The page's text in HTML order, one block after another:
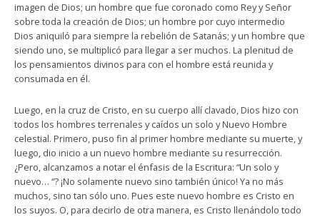
imagen de Dios; un hombre que fue coronado como Rey y Señor
sobre toda la creación de Dios; un hombre por cuyo intermedio
Dios aniquiló para siempre la rebelión de Satanás; y un hombre que
siendo uno, se multiplicó para llegar a ser muchos. La plenitud de
los pensamientos divinos para con el hombre está reunida y
consumada en él.
Luego, en la cruz de Cristo, en su cuerpo allí clavado, Dios hizo con
todos los hombres terrenales y caídos un solo y Nuevo Hombre
celestial. Primero, puso fin al primer hombre mediante su muerte, y
luego, dio inicio a un nuevo hombre mediante su resurrección.
¿Pero, alcanzamos a notar el énfasis de la Escritura: “Un solo y
nuevo… “? ¡No solamente nuevo sino también único! Ya no más
muchos, sino tan sólo uno. Pues este nuevo hombre es Cristo en
los suyos. O, para decirlo de otra manera, es Cristo llenándolo todo